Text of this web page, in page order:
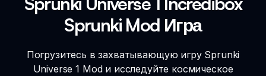
Sprunki Mod Игра
Погрузитесь в захватывающую игру Sprunki
Universe 1 Mod и исследуйте космическое